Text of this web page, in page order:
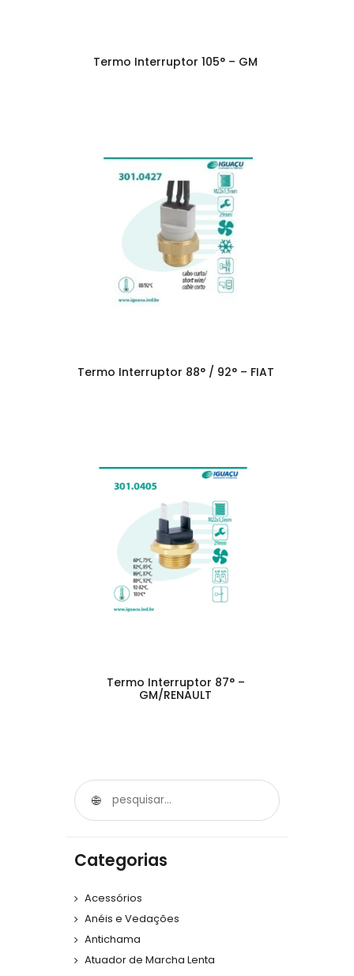
Termo Interruptor 105° – GM
Termo Interruptor 88° / 92° – FIAT
Termo Interruptor 87° –
GM/RENAULT
Categorias
Acessórios
Anéis e Vedações
Antichama
Atuador de Marcha Lenta